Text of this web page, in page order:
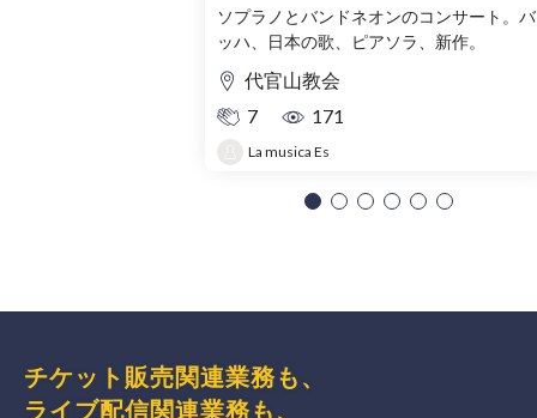
ソプラノとバンドネオンのコンサート。バ
ッハ、日本の歌、ピアソラ、新作。
代官山教会
7
171
La musica Es
チケット販売関連業務も、
ライブ配信関連業務も、